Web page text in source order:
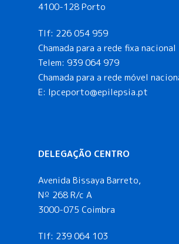
4100-128 Porto
Tlf: 226 054 959
Chamada para a rede fixa nacional
Telem: 939 064 979
Chamada para a rede móvel
E: lpceporto@epilepsia.pt
DELEGAÇÃO CENTRO
Avenida Bissaya Barreto,
Nº 268 R/c A
3000-075 Coimbra
Tlf: 239 064 103